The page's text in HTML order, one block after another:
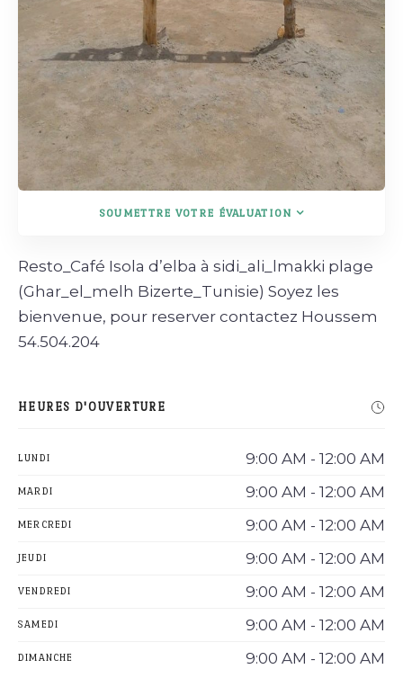
SOUMETTRE VOTRE ÉVALUATION
Resto_Café Isola d’elba à sidi_ali_lmakki plage
(Ghar_el_melh Bizerte_Tunisie) Soyez les
bienvenue, pour reserver contactez Houssem
54.504.204
HEURES D'OUVERTURE
LUNDI 9:00 AM - 12:00 AM
MARDI 9:00 AM - 12:00 AM
MERCREDI 9:00 AM - 12:00 AM
JEUDI 9:00 AM - 12:00 AM
VENDREDI 9:00 AM - 12:00 AM
SAMEDI 9:00 AM - 12:00 AM
DIMANCHE 9:00 AM - 12:00 AM